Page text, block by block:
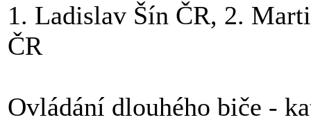
1. Ladislav Šín ČR, 2.
ČR
Ovládání dlouhého biče -